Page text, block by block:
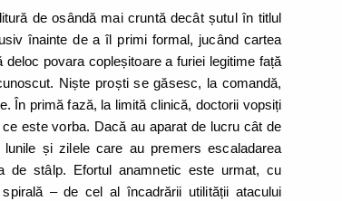
de osândă mai cruntă decât șutul în titlul
înainte de a îl primi formal, jucând cartea
povara copleșitoare a furiei legitime față
Niște proști se găsesc, la comandă,
În primă fază, la limită clinică, doctorii vopsiți
este vorba. Dacă au aparat de lucru cât de
și zilele care au premers escaladarea
de stâlp. Efortul anamnetic este urmat, cu
– de cel al încadrării utilității atacului